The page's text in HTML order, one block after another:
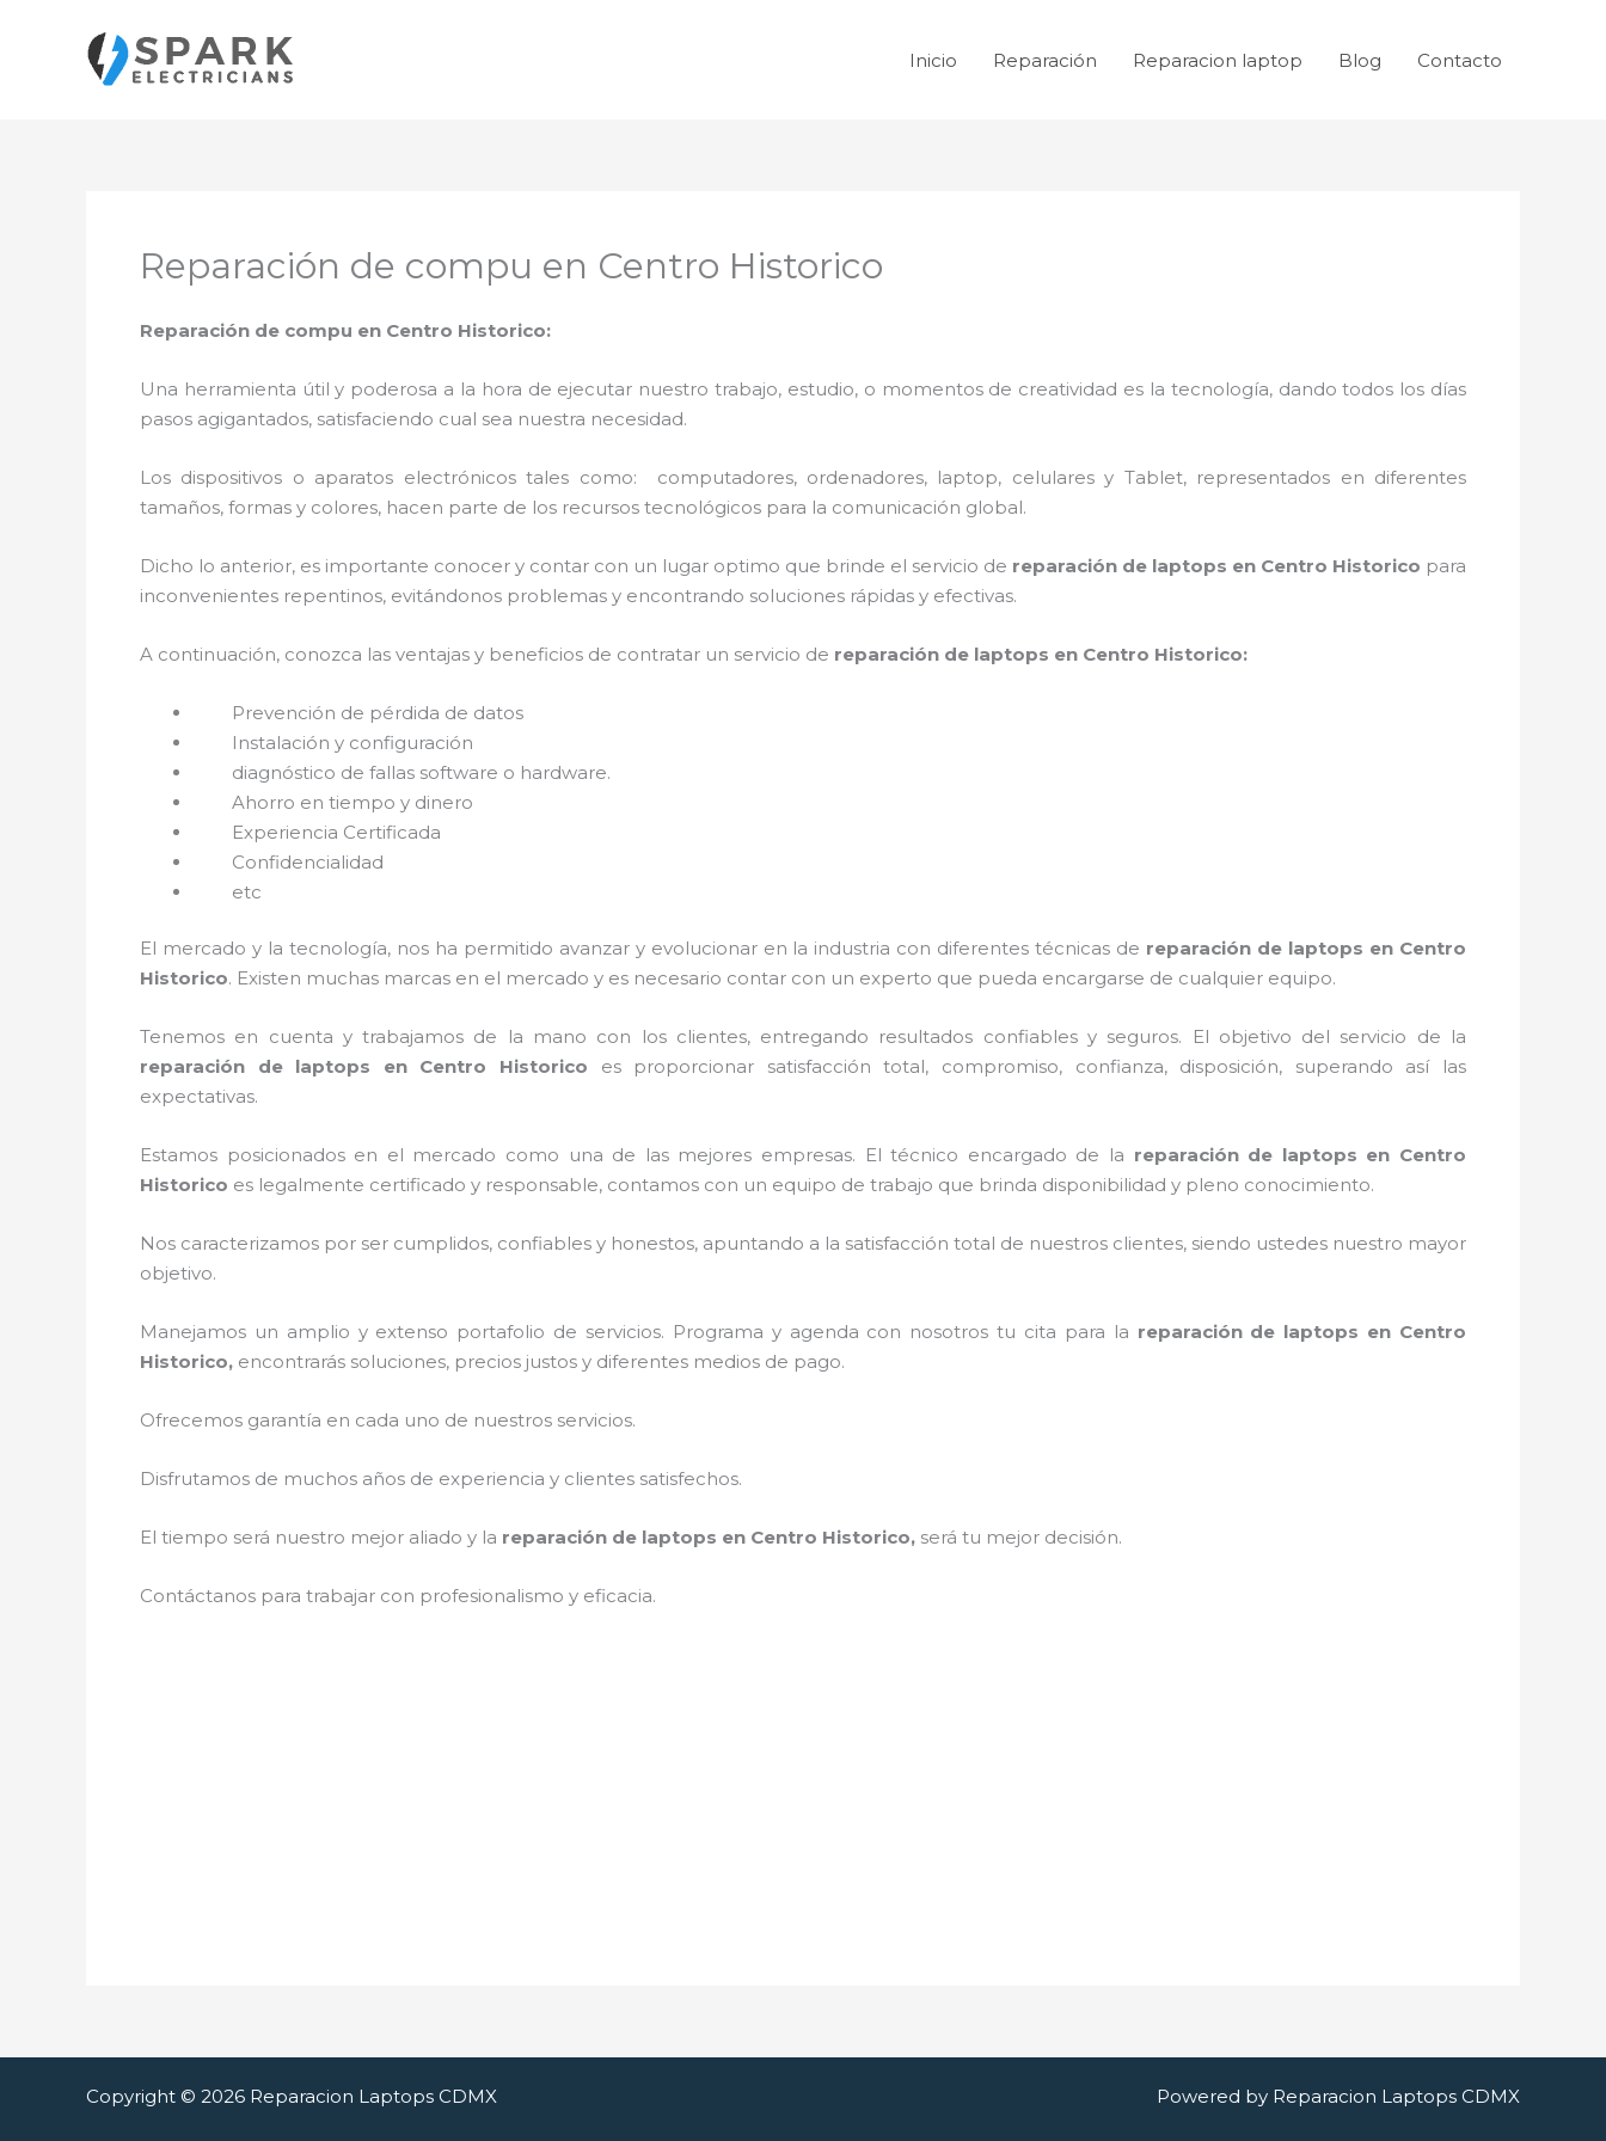
contenido
Inicio Reparación Reparacion laptop Blog Contacto
Reparación de compu en Centro Historico
Reparación de compu en Centro Historico:
Una herramienta útil y poderosa a la hora de ejecutar nuestro trabajo, estudio, o momentos de creatividad es la tecnología, dando todos los días
pasos agigantados, satisfaciendo cual sea nuestra necesidad.
Los dispositivos o aparatos electrónicos tales como: computadores, ordenadores, laptop, celulares y Tablet, representados en diferentes
tamaños, formas y colores, hacen parte de los recursos tecnológicos para la comunicación global.
Dicho lo anterior, es importante conocer y contar con un lugar optimo que brinde el servicio de reparación de laptops en Centro Historico para
inconvenientes repentinos, evitándonos problemas y encontrando soluciones rápidas y efectivas.
A continuación, conozca las ventajas y beneficios de contratar un servicio de reparación de laptops en Centro Historico:
Prevención de pérdida de datos
Instalación y configuración
diagnóstico de fallas software o hardware.
Ahorro en tiempo y dinero
Experiencia Certificada
Confidencialidad
etc
El mercado y la tecnología, nos ha permitido avanzar y evolucionar en la industria con diferentes técnicas de reparación de laptops en Centro
Historico. Existen muchas marcas en el mercado y es necesario contar con un experto que pueda encargarse de cualquier equipo.
Tenemos en cuenta y trabajamos de la mano con los clientes, entregando resultados confiables y seguros. El objetivo del servicio de la
reparación de laptops en Centro Historico es proporcionar satisfacción total, compromiso, confianza, disposición, superando así las
expectativas.
Estamos posicionados en el mercado como una de las mejores empresas. El técnico encargado de la reparación de laptops en Centro
Historico es legalmente certificado y responsable, contamos con un equipo de trabajo que brinda disponibilidad y pleno conocimiento.
Nos caracterizamos por ser cumplidos, confiables y honestos, apuntando a la satisfacción total de nuestros clientes, siendo ustedes nuestro mayor
objetivo.
Manejamos un amplio y extenso portafolio de servicios. Programa y agenda con nosotros tu cita para la reparación de laptops en Centro
Historico, encontrarás soluciones, precios justos y diferentes medios de pago.
Ofrecemos garantía en cada uno de nuestros servicios.
Disfrutamos de muchos años de experiencia y clientes satisfechos.
El tiempo será nuestro mejor aliado y la reparación de laptops en Centro Historico, será tu mejor decisión.
Contáctanos para trabajar con profesionalismo y eficacia.
Copyright © 2026 Reparacion Laptops CDMX Powered by Reparacion Laptops CDMX